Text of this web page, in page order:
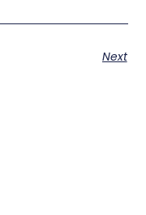
Next